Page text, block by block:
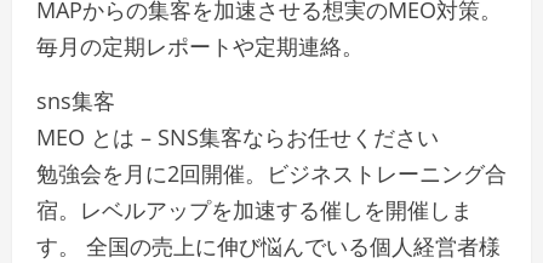
MAPからの集客を加速させる想実のMEO対策。
毎月の定期レポートや定期連絡。
sns集客
MEO とは – SNS集客ならお任せください
勉強会を月に2回開催。ビジネストレーニング合
宿。レベルアップを加速する催しを開催しま
す。 全国の売上に伸び悩んでいる個人経営者様